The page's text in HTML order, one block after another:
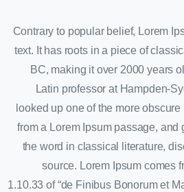
Contrary to popular belief, Lorem
text. It has roots in a piece of
BC, making it over 2000 years
Latin professor at Hampden-
looked up one of the more
from a Lorem Ipsum passage, and
the word in classical literature,
source. Lorem Ipsum comes
1.10.33 of “de Finibus Bonorum et